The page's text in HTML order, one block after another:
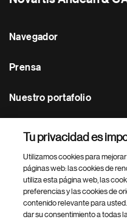
Navegador
Prensa
Nuestro portafolio
Footer Site Search
Tu privacidad es
Utilizamos cookies para
páginas web: las cookies de
utiliza esta página web, las
preferencias y las cookies de
contenido relevante para
dar su consentimiento a todas